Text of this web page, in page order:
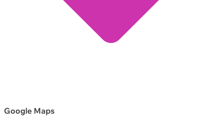
Google Maps